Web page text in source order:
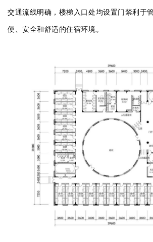
交通流线明确，楼梯入口处均设置门禁利于
便、安全和舒适的住宿环境。